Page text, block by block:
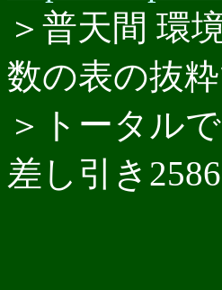
＞普天間 環
数の表の抜粋
＞トータル
差し引き